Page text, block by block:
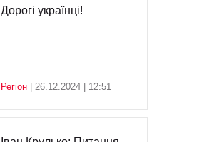
Дорогі українці!
Регіон| 26.12.2024 | 12:51